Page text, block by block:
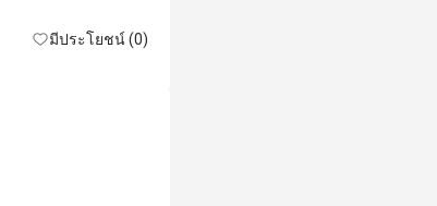
มีประโยชน์ (0)